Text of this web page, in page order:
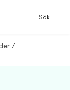
Sök
/